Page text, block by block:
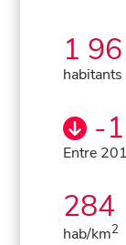
1
habitants
-
Entre
284
hab/km2